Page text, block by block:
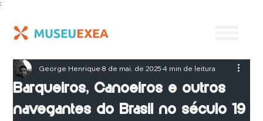
;
Barqueiros, Canoeiros e outros
navegantes do Brasil no século 19
George Henrique8 de mai. de 20254 min de leitura